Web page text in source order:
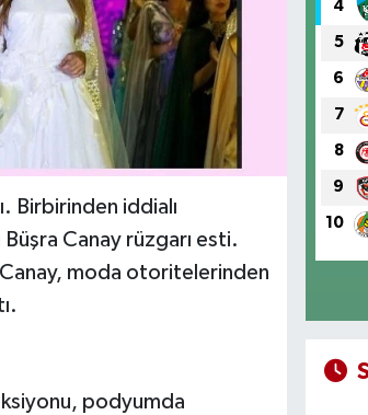
Birbirinden iddialı
Canay rüzgarı esti.
moda otoritelerinden
podyumda
4
5
6
7
8
9
10